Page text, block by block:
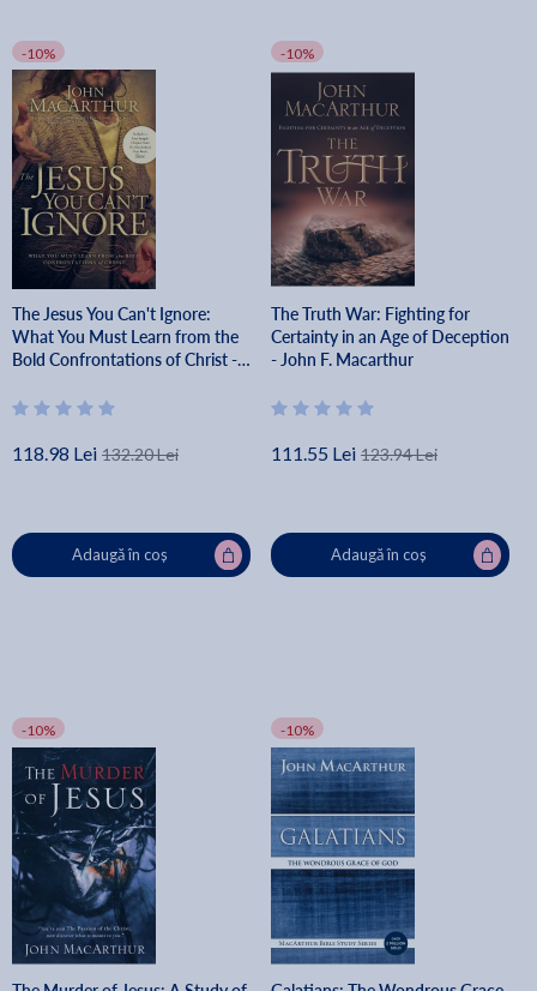
-10%
The Jesus You Can't Ignore:
What You Must Learn from the
Bold Confrontations of Christ -
118.98 Lei 132.20 Lei
Adaugă în coș
-10%
The Truth War: Fighting for
Certainty in an Age of Deception
- John F. Macarthur
111.55 Lei 123.94 Lei
Adaugă în coș
-10% -10%